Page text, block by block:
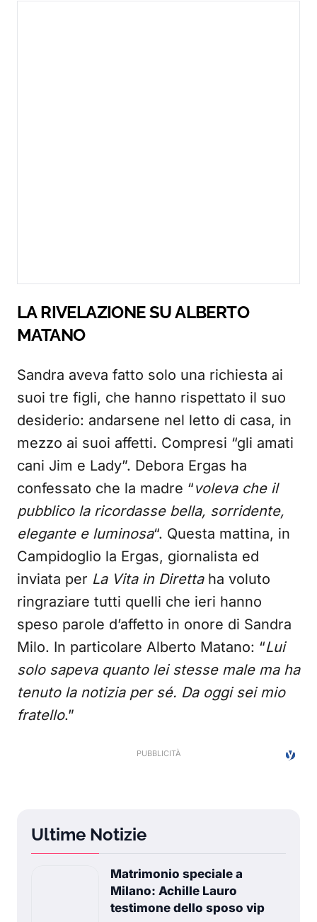
LA RIVELAZIONE SU ALBERTO
MATANO
Sandra aveva fatto solo una richiesta ai
suoi tre figli, che hanno rispettato il suo
desiderio: andarsene nel letto di casa, in
mezzo ai suoi affetti. Compresi “gli amati
cani Jim e Lady”. Debora Ergas ha
confessato che la madre “voleva che il
pubblico la ricordasse bella, sorridente,
elegante e luminosa“. Questa mattina, in
Campidoglio la Ergas, giornalista ed
inviata per La Vita in Direttaha voluto
ringraziare tutti quelli che ieri hanno
speso parole d’affetto in onore di Sandra
Milo. In particolare Alberto Matano: “Lui
solo sapeva quanto lei stesse male ma ha
tenuto la notizia per sé. Da oggi sei mio
fratello.”
Ultime Notizie
Matrimonio speciale a
Milano: Achille Lauro
testimone dello sposo vip